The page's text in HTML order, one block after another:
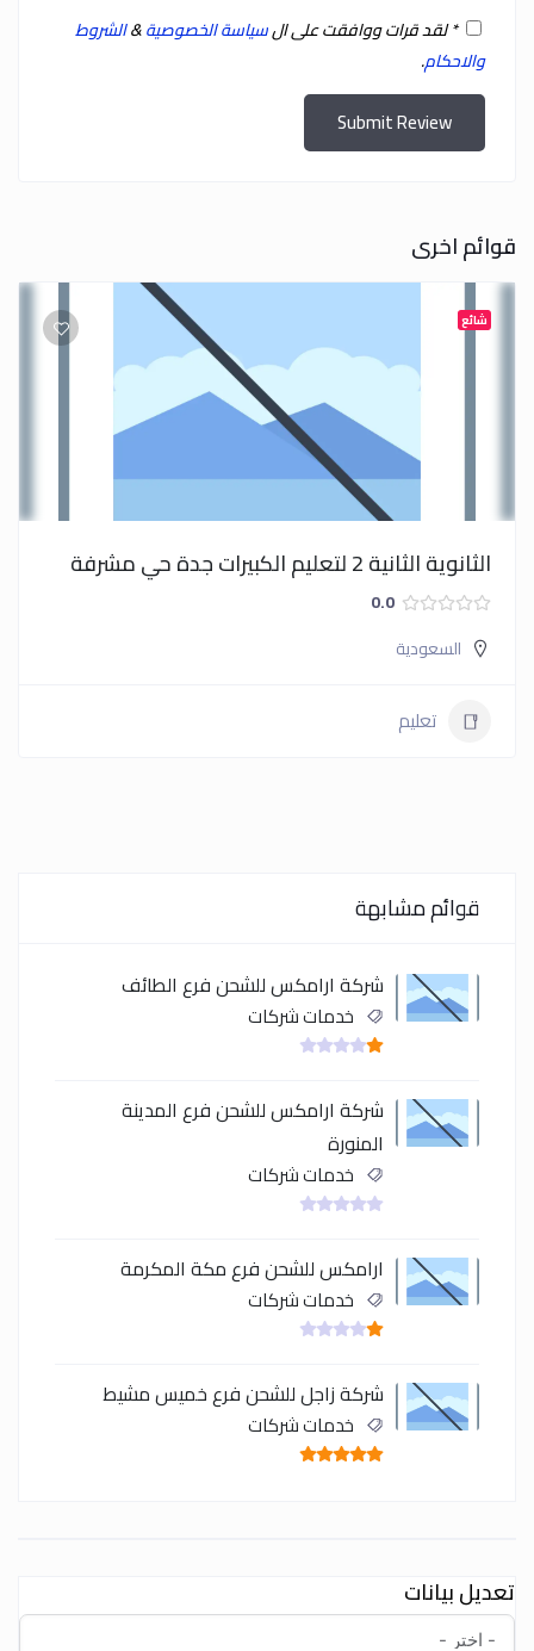
*لقد قرات ووافقت على السياسة الخصوصية&الشروط
والاحكام.
Submit Review
قوائم اخرى
شائع
الثانوية الثانية 2 لتعليم الكبيرات جدة حي مشرفة
0.0
السعودية
تعليم
قوائم مشابهة
شركة ارامكس للشحن فرع الطائف
خدمات شركات
شركة ارامكس للشحن فرع المدينة
المنورة
خدمات شركات
ارامكس للشحن فرع مكة المكرمة
خدمات شركات
شركة زاجل للشحن فرع خميس مشيط
خدمات شركات
تعديل بيانات